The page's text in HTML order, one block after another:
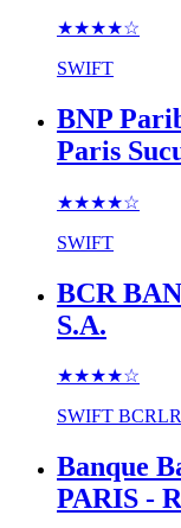
★★★★☆
SWIFT
BNP
Paris
★★★★☆
SWIFT
BCR
S.A.
★★★★☆
SWIFT
Banque
PARIS -